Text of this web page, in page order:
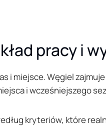
pracy i
i miejsce. Węgiel
i wcześniejszego
kryteriów, które